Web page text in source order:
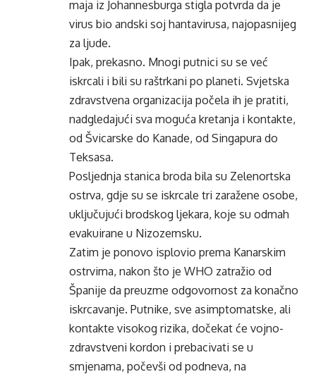
maja iz Johannesburga stigla potvrda da je
virus bio andski soj hantavirusa, najopasnijeg
za ljude.
Ipak, prekasno. Mnogi putnici su se već
iskrcali i bili su raštrkani po planeti. Svjetska
zdravstvena organizacija počela ih je pratiti,
nadgledajući sva moguća kretanja i kontakte,
od Švicarske do Kanade, od Singapura do
Teksasa.
Posljednja stanica broda bila su Zelenortska
ostrva, gdje su se iskrcale tri zaražene osobe,
uključujući brodskog ljekara, koje su odmah
evakuirane u Nizozemsku.
Zatim je ponovo isplovio prema Kanarskim
ostrvima, nakon što je WHO zatražio od
Španije da preuzme odgovornost za konačno
iskrcavanje. Putnike, sve asimptomatske, ali
kontakte visokog rizika, dočekat će vojno-
zdravstveni kordon i prebacivati ​​se u
smjenama, počevši od podneva, na